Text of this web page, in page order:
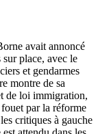
avait annoncé
sur place, avec le
et gendarmes
montre de sa
de loi immigration,
par la réforme
critiques à gauche